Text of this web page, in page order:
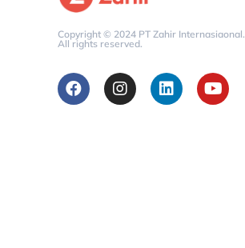
Copyright © 2024 PT Zahir Internasiaonal.
All rights reserved.